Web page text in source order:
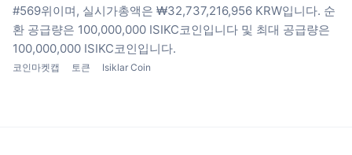
#569위이며, 실시가총액은 ₩32,737,216,956 KRW입니다. 순
환 공급량은 100,000,000 ISIKC코인입니다 및 최대 공급량은
100,000,000 ISIKC코인입니다.
코인마켓캡 토큰 Isiklar Coin